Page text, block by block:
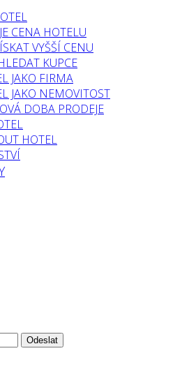
CENA HOTELU
VYŠŠÍ CENU
KUPCE
JAKO FIRMA
JAKO NEMOVITOST
DOBA PRODEJE
HOTEL